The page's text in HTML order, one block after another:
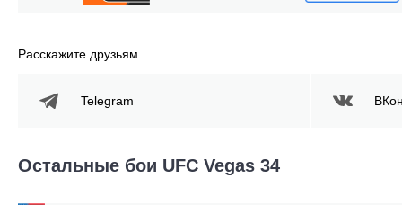
Расскажите друзьям
Telegram
Остальные бои UFC Vegas 34